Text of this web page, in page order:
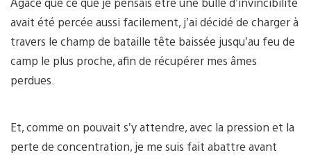
avait été percée aussi facilement, j’ai décidé de charger à
travers le champ de bataille tête baissée jusqu’au feu de
camp le plus proche, afin de récupérer mes âmes
perdues.
Et, comme on pouvait s’y attendre, avec la pression et la
perte de concentration, je me suis fait abattre avant